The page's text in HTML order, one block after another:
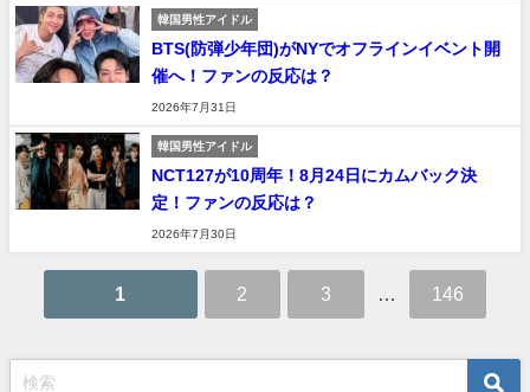
韓国男性アイドル
BTS(防弾少年団)がNYでオフラインイベント開
催へ！ファンの反応は？
2026年7月31日
韓国男性アイドル
NCT127が10周年！8月24日にカムバック決
定！ファンの反応は？
2026年7月30日
1 2 3 146